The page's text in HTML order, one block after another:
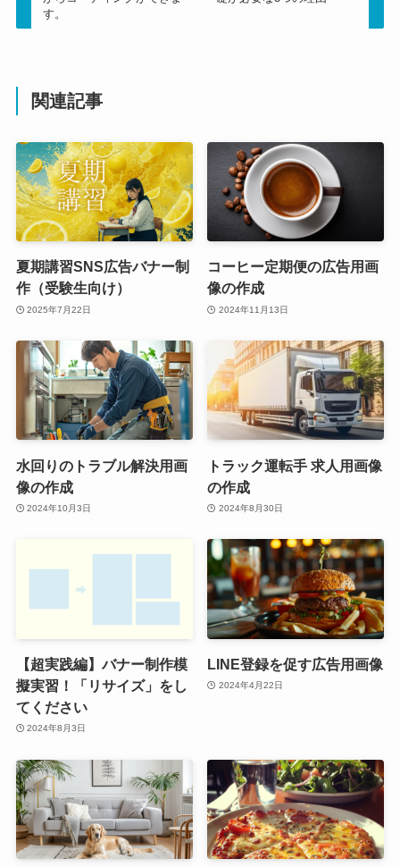
す。
関連記事
夏期講習SNS広告バナー制
作（受験生向け）
2025年7月22日
コーヒー定期便の広告用画
像の作成
2024年11月13日
水回りのトラブル解決用画
像の作成
2024年10月3日
トラック運転手 求人用画像
の作成
2024年8月30日
【超実践編】バナー制作模
擬実習！「リサイズ」をし
てください
2024年8月3日
LINE登録を促す広告用画像
2024年4月22日